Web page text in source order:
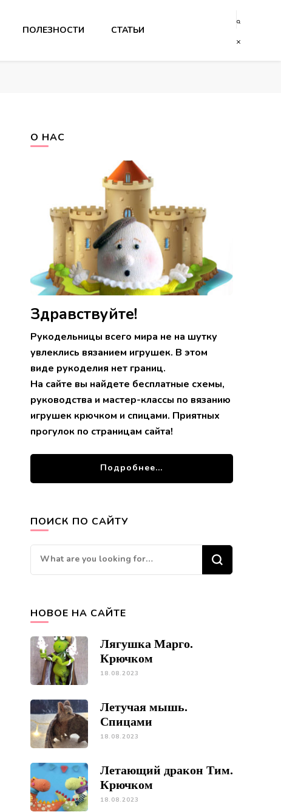
ПОЛЕЗНОСТИ СТАТЬИ
О НАС
Здравствуйте!
Рукодельницы всего мира не на шутку
увлеклись вязанием игрушек. В этом
виде рукоделия нет границ.
На сайте вы найдете бесплатные схемы,
руководства и мастер-классы по вязанию
игрушек крючком и спицами. Приятных
прогулок по страницам сайта!
Подробнее...
ПОИСК ПО САЙТУ
Looking
for
НОВОЕ НА САЙТЕ
Лягушка Марго.
Крючком
18.08.2023
Летучая мышь.
Спицами
18.08.2023
Летающий дракон Тим.
Крючком
18.08.2023